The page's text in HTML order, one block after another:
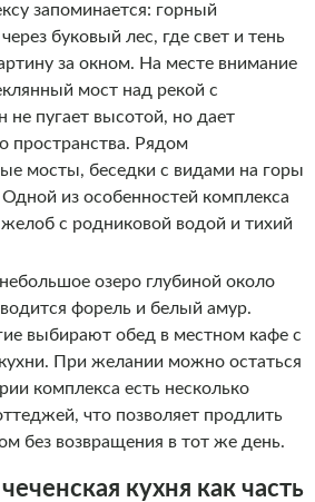
запоминается: горный
буковый лес, где свет и тень
за окном. На месте внимание
мост над рекой с
пугает высотой, но дает
пространства. Рядом
мосты, беседки с видами на горы
из особенностей комплекса
с родниковой водой и тихий
озеро глубиной около
форель и белый амур.
выбирают обед в местном кафе с
При желании можно остаться
комплекса есть несколько
что позволяет продлить
без возвращения в тот же день.
кухня как часть